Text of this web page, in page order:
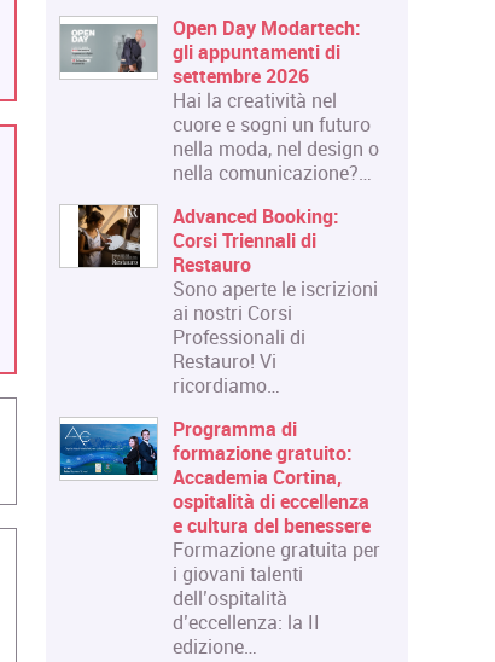
Open Day Modartech:
gli appuntamenti di
settembre 2026
Hai la creatività nel
cuore e sogni un futuro
nella moda, nel design o
nella comunicazione?…
Advanced Booking:
Corsi Triennali di
Restauro
Sono aperte le iscrizioni
ai nostri Corsi
Professionali di
Restauro! Vi
ricordiamo…
Programma di
formazione gratuito:
Accademia Cortina,
ospitalità di eccellenza
e cultura del benessere
Formazione gratuita per
i giovani talenti
dell’ospitalità
d’eccellenza: la II
edizione…